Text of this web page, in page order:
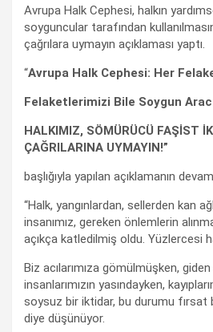
Avrupa Halk Cephesi, halkın
soyguncular tarafından
çağrılara uymayın açıklaması yaptı.
“Avrupa Halk Cephesi: Her
Felaketlerimizi Bile Soygun
HALKIMIZ, SÖMÜRÜCÜ FAŞİST
ÇAĞRILARINA UYMAYIN!”
başlığıyla yapılan açıklamanın
“Halk, yangınlardan, sellerden kan
insanımız, gereken önlemlerin
açıkça katledilmiş oldu. Yüzlercesi
Biz acılarımıza gömülmüşken, giden
insanlarımızın yasındayken,
soysuz bir iktidar, bu durumu fırsat
diye düşünüyor.